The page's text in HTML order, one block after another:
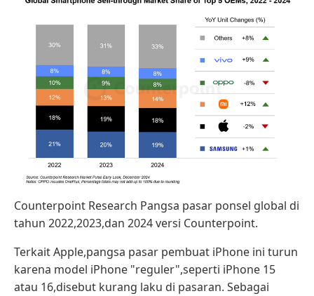
Counterpoint Research Pangsa pasar ponsel global di
tahun 2022,2023,dan 2024 versi Counterpoint.
Terkait Apple,pangsa pasar pembuat iPhone ini turun
karena model iPhone "reguler",seperti iPhone 15
atau 16,disebut kurang laku di pasaran. Sebagai